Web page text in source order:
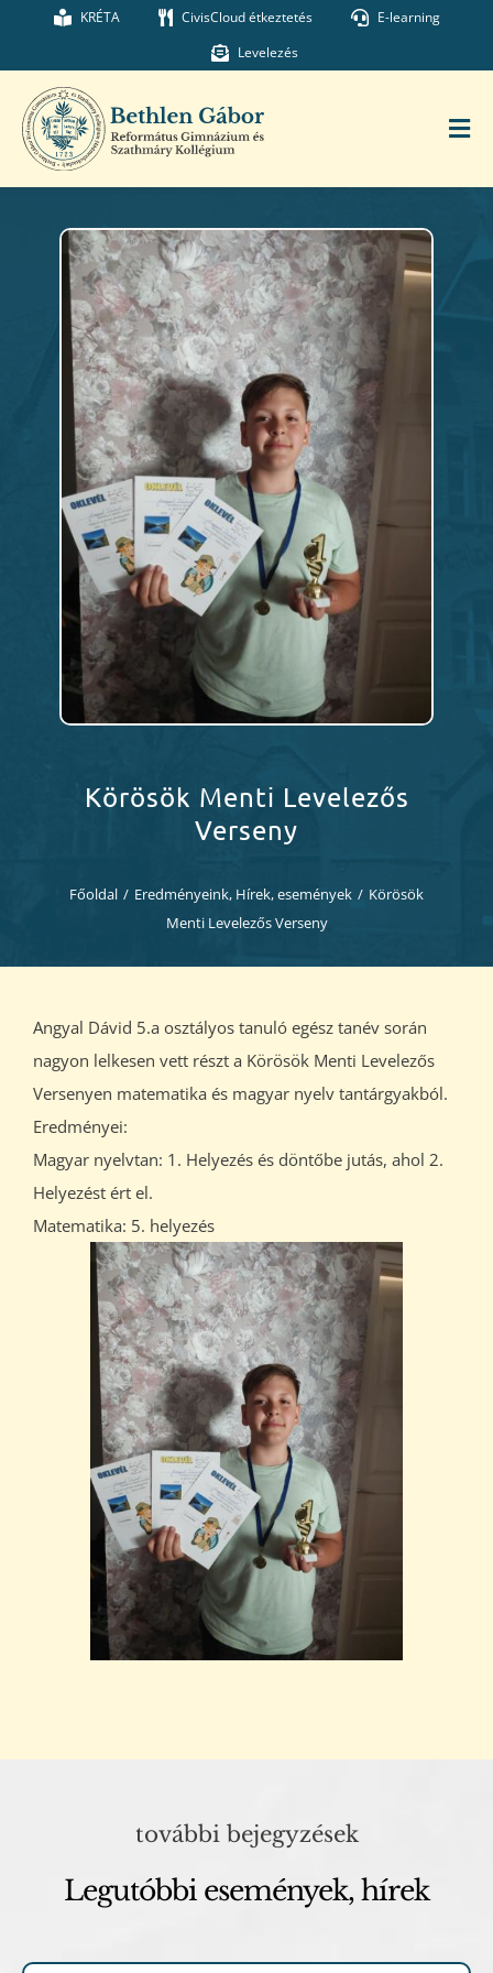
Kihagyás KRÉTA CivisCloud étkeztetés
E-learning
Levelezés
Iskolánk
Munkatársaink
Kollégium
Diákjaink
Dokumentumok
Kapcsolat
Körösök Menti Levelezős
Verseny
Főoldal / Eredményeink, Hírek, események / Körösök
Menti Levelezős Verseny
Angyal Dávid 5.a osztályos tanuló egész tanév során
nagyon lelkesen vett részt a Körösök Menti Levelezős
Versenyen matematika és magyar nyelv tantárgyakból.
Eredményei:
Magyar nyelvtan: 1. Helyezés és döntőbe jutás, ahol 2.
Helyezést ért el.
Matematika: 5. helyezés
további bejegyzések
Legutóbbi események, hírek